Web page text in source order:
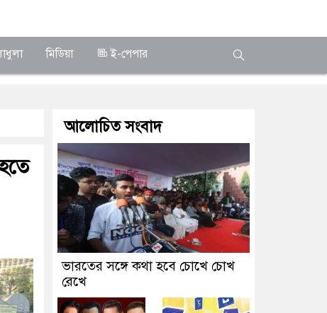
মিডিয়া ই-পেপার
আলোচিত সংবাদ
ভারতের সঙ্গে কথা হবে চোখে চোখ
রেখে